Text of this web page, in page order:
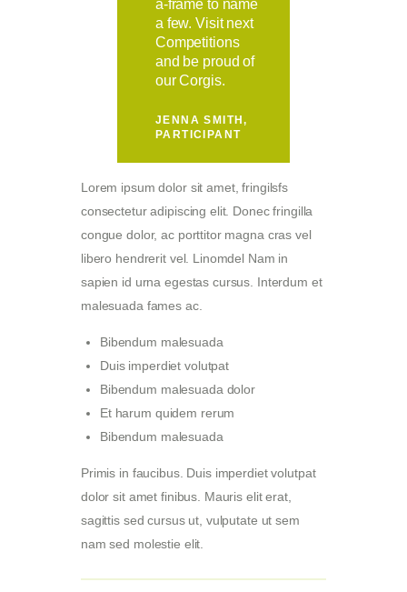
a-frame to name
a few. Visit next
Competitions
and be proud of
our Corgis.
JENNA SMITH,
PARTICIPANT
Lorem ipsum dolor sit amet, fringilsfs
consectetur adipiscing elit. Donec fringilla
congue dolor, ac porttitor magna cras vel
libero hendrerit vel. Linomdel Nam in
sapien id urna egestas cursus. Interdum et
malesuada fames ac.
Bibendum malesuada
Duis imperdiet volutpat
Bibendum malesuada dolor
Et harum quidem rerum
Bibendum malesuada
Primis in faucibus. Duis imperdiet volutpat
dolor sit amet finibus. Mauris elit erat,
sagittis sed cursus ut, vulputate ut sem
nam sed molestie elit.